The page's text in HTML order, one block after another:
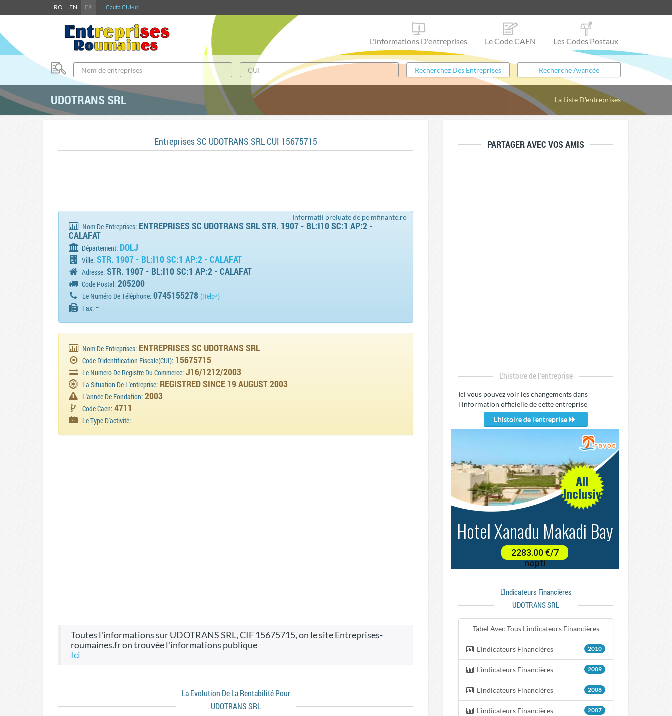
RO EN FR Cauta CUI-uri
L'informations D'entreprises Le Code CAEN Les Codes Postaux
UDOTRANS SRL La Liste D'entreprises
Entreprises SC UDOTRANS SRL CUI 15675715
Informatii preluate de pe mfinante.ro
Nom De Entreprises: ENTREPRISES SC UDOTRANS SRL STR. 1907 - BL:I10 SC:1 AP:2 -
CALAFAT
Département: DOLJ
Ville: STR. 1907 - BL:I10 SC:1 AP:2 - CALAFAT
Adresse: STR. 1907 - BL:I10 SC:1 AP:2 - CALAFAT
Code Postal: 205200
Le Numéro De Téléphone: 0745155278(Help*)
Fax: -
Nom De Entreprises: ENTREPRISES SC UDOTRANS SRL
Code D'identification Fiscale(CUI): 15675715
Le Numero De Registre Du Commerce: J16/1212/2003
La Situation De L'entreprise: REGISTRED SINCE 19 AUGUST 2003
L'année De Fondation: 2003
Code Caen: 4711
Le Type D'activité:
toutes l'informations sur UDOTRANS SRL, CIF 15675715, on le site Entreprises-
roumaines.fr on trouvée l'informations publique
ici
La Evolution De La Rentabilité Pour
UDOTRANS SRL
PARTAGER AVEC VOS AMIS
L'histoire de l'entreprise
Ici vous pouvez voir les changements dans
l'information officielle de cette entreprise
L'histoire de l'entreprise
L'indicateurs Financières
UDOTRANS SRL
Tabel Avec Tous L'indicateurs Financières
L'indicateurs Financières 2010
L'indicateurs Financières 2009
L'indicateurs Financières 2008
L'indicateurs Financières 2007